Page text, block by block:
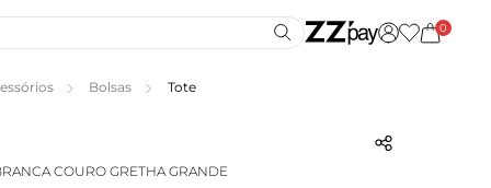
0
Bolsas Tote
COURO GRETHA GRANDE